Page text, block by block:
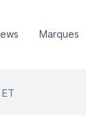
Marques